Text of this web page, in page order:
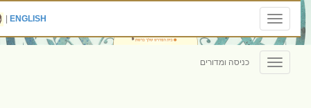
Toggle
navigation
ENGLISH
|
Toggle
navigation
כניסה ומדורים